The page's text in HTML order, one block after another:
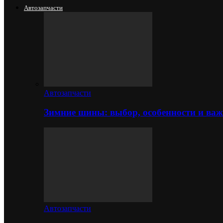
Автозапчасти
Автозапчасти
Зимние шины: выбор, особенности и
Автозапчасти